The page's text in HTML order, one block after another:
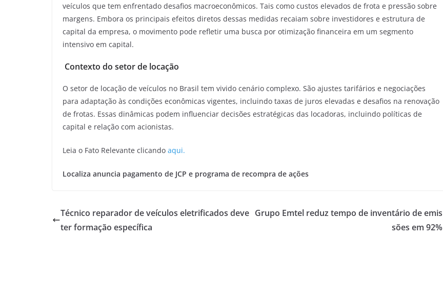
veículos que tem enfrentado desafios macroeconômicos. Tais como custos elevados de frota e pressão sobre
margens. Embora os principais efeitos diretos dessas medidas recaiam sobre investidores e estrutura de
capital da empresa, o movimento pode refletir uma busca por otimização financeira em um segmento
intensivo em capital.
Contexto do setor de locação
O setor de locação de veículos no Brasil tem vivido cenário complexo. São ajustes tarifários e negociações
para adaptação às condições econômicas vigentes, incluindo taxas de juros elevadas e desafios na renovação
de frotas. Essas dinâmicas podem influenciar decisões estratégicas das locadoras, incluindo políticas de
capital e relação com acionistas.
Leia o Fato Relevante clicando aqui.
Localiza anuncia pagamento de JCP e programa de recompra de ações
Técnico reparador de veículos eletrificados deve
ter formação específica
Grupo Emtel reduz tempo de inventário de emis
sões em 92%